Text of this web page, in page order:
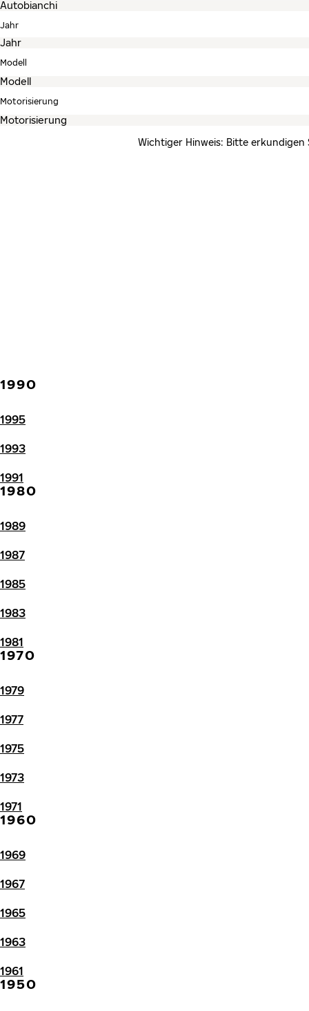
Jahr
Modell
Motorisierung
Wichtiger Hinweis: Bitte
1990
1995
1993
1991
1980
1989
1987
1985
1983
1981
1970
1979
1977
1975
1973
1971
1960
1969
1967
1965
1963
1961
1950